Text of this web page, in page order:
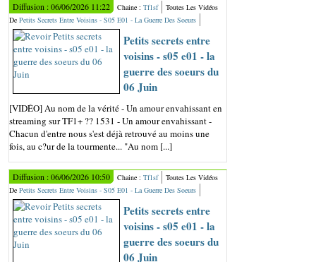
Diffusion : 06/06/2026 11:22 Chaine : Tf1sf
Toutes Les Vidéos
De Petits Secrets Entre Voisins - S05 E01 - La Guerre Des Soeurs
Petits secrets entre
voisins - s05 e01 - la
guerre des soeurs du
06 Juin
[VIDÉO] Au nom de la vérité - Un amour envahissant en
streaming sur TF1+ ?? 1531 - Un amour envahissant -
Chacun d'entre nous s'est déjà retrouvé au moins une
fois, au c?ur de la tourmente... "Au nom [...]
Diffusion : 06/06/2026 10:50 Chaine : Tf1sf
Toutes Les Vidéos
De Petits Secrets Entre Voisins - S05 E01 - La Guerre Des Soeurs
Petits secrets entre
voisins - s05 e01 - la
guerre des soeurs du
06 Juin